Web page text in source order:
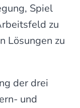
Spiel
zu
Lösungen zu
der drei
und